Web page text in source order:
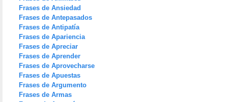
Frases de Ansiedad
Frases de Antepasados
Frases de Antipatía
Frases de Apariencia
Frases de Apreciar
Frases de Aprender
Frases de Aprovecharse
Frases de Apuestas
Frases de Argumento
Frases de Armas